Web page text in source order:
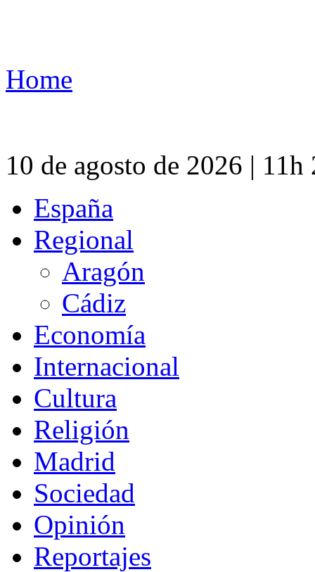
Home
10 de agosto de 2026 |
España
Regional
Aragón
Cádiz
Economía
Internacional
Cultura
Religión
Madrid
Sociedad
Opinión
Reportajes